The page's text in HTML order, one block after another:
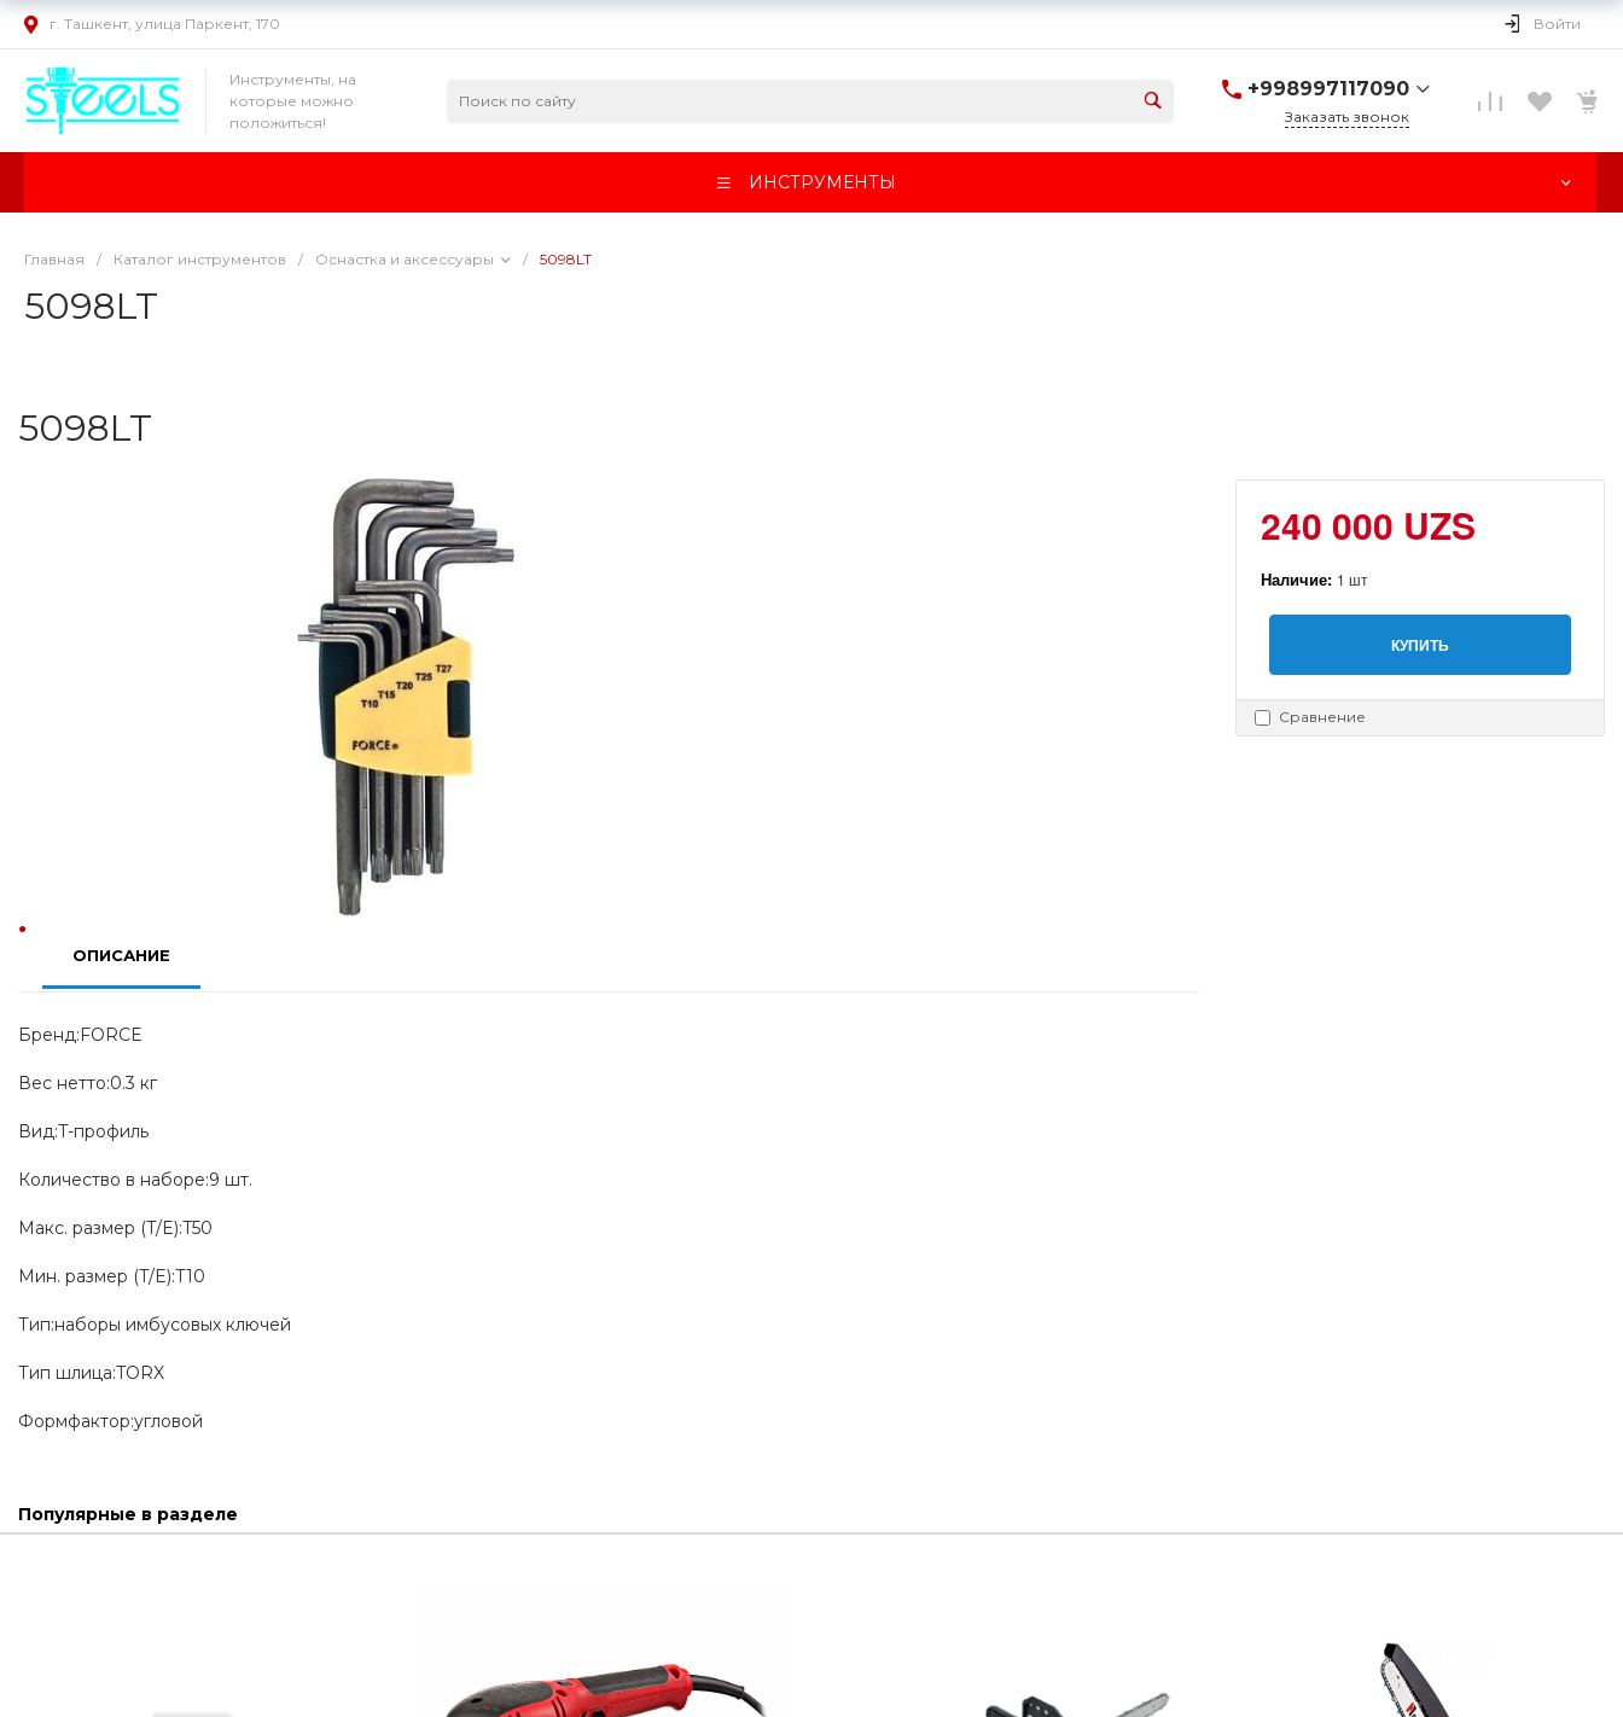
г. Ташкент, улица Паркент, 170 Войти
Инструменты, на
которые можно
положиться!
+998997117090
Заказать звонок
ИНСТРУМЕНТЫ
Главная / Каталог инструментов / Оснастка и аксессуары / 5098LT
5098LT
5098LT
240 000 UZS
Наличие: 1 шт
КУПИТЬ
Сравнение
ОПИСАНИЕ
Бренд:FORCE
Вес нетто:0.3 кг
Вид:T-профиль
Количество в наборе:9 шт.
Макс. размер (T/E):T50
Мин. размер (T/E):T10
Тип:наборы имбусовых ключей
Тип шлица:TORX
Формфактор:угловой
Популярные в разделе